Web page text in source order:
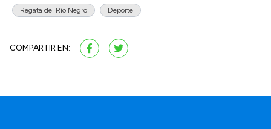
Regata del Río Negro Deporte
COMPARTIR EN: